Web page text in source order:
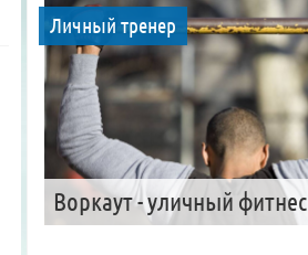
Личный тренер
Воркаут - уличный фитнес